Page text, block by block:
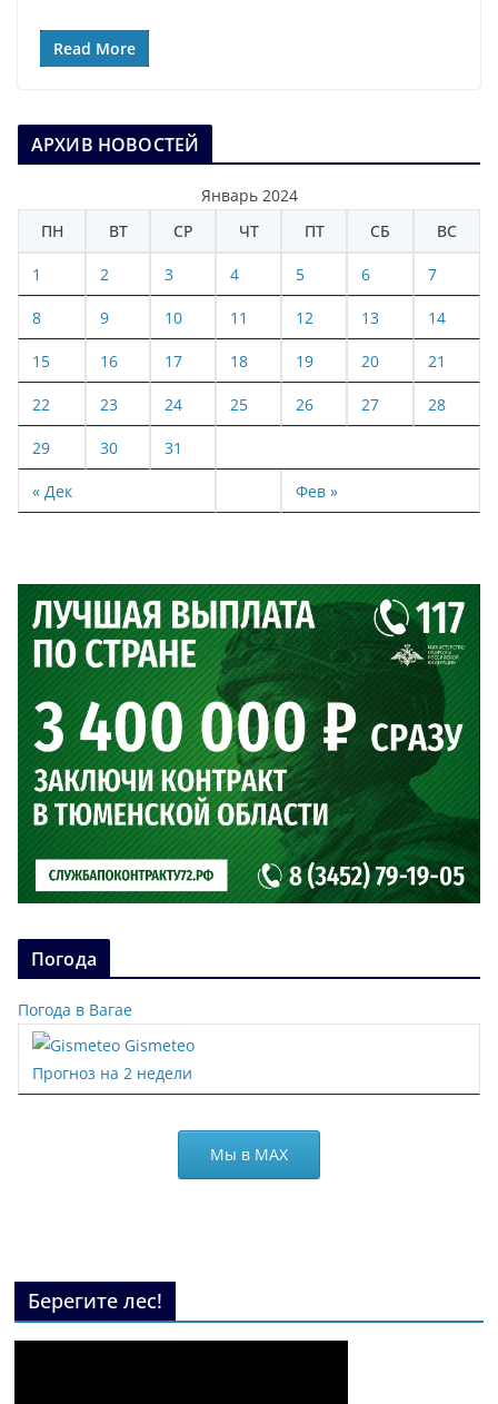
Read More
АРХИВ НОВОСТЕЙ
Январь 2024
ПН
ВТ СР ЧТ ПТ СБ ВС
« Дек Фев »
1 2 3 4 5 6 7
8 9 10 11 12 13 14
15 16 17 18 19 20 21
22 23 24 25 26 27 28
29 30 31
Погода
Погода в Вагае
Gismeteo
Прогноз на 2 недели
Мы в МАХ
Берегите лес!